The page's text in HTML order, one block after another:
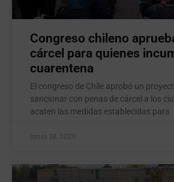
Congreso chileno
cárcel para quienes
cuarentena
El congreso de Chile aprobó un
sancionar con penas de cárcel a los
acaten las medidas establecidas para
junio 18, 2020